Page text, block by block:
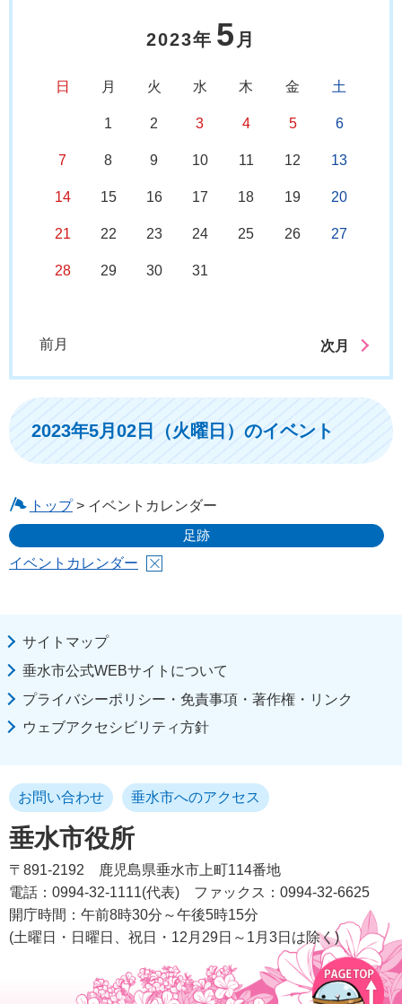
2023年 5 月
日 月 火 水 木 金 土
1 2 3 4 5 6
7 8 9 10 11 12 13
14 15 16 17 18 19 20
21 22 23 24 25 26 27
28 29 30 31
前月 次月
2023年5月02日（火曜日）のイベント
トップ> イベントカレンダー
足跡
イベントカレンダー
サイトマップ
垂水市公式WEBサイトについて
プライバシーポリシー・免責事項・著作権・リンク
ウェブアクセシビリティ方針
垂水市役所
お問い合わせ 垂水市へのアクセス
〒891-2192
鹿児島県垂水市上町114番地
電話：0994-32-1111(代表)
ファックス：0994-32-6625
開庁時間：午前8時30分～午後5時15分
(土曜日・日曜日、祝日・12月29日～1月3日は除く)